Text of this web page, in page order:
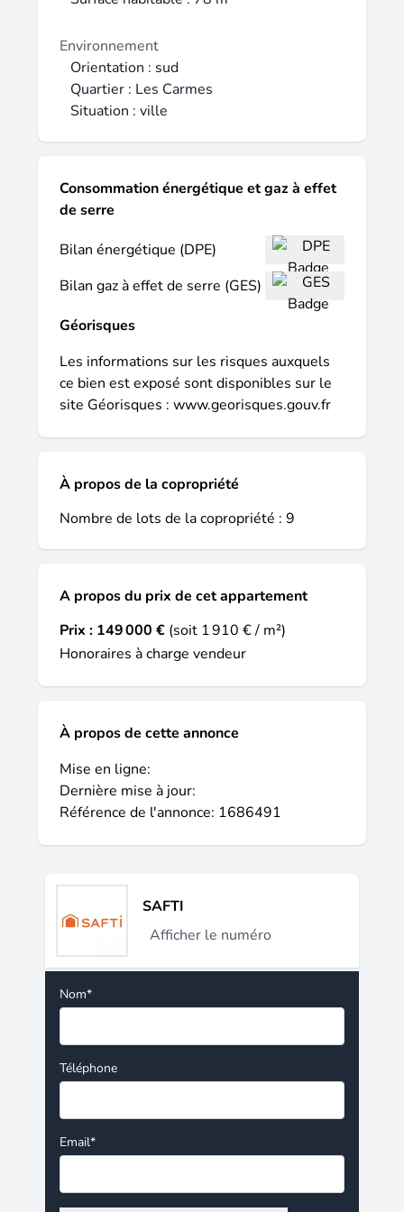
Environnement
Orientation : sud
Quartier : Les Carmes
Situation : ville
Consommation énergétique et gaz à effet
de serre
Bilan énergétique (DPE)
Bilan gaz à effet de serre (GES)
Géorisques
Les informations sur les risques auxquels
ce bien est exposé sont disponibles sur le
site Géorisques : www.georisques.gouv.fr
À propos de la copropriété
Nombre de lots de la copropriété : 9
A propos du prix de cet appartement
Prix : 149 000 € (soit 1 910 € / m²)
Honoraires à charge vendeur
À propos de cette annonce
Mise en ligne:
Dernière mise à jour:
Référence de l'annonce: 1686491
SAFTI
Afficher le numéro
Nom*
Téléphone
Email*